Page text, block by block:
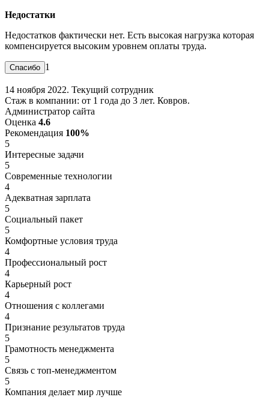
Недостатки
Недостатков фактически нет. Есть высокая нагрузка которая
компенсируется высоким уровнем оплаты труда.
1
14 ноября 2022. Текущий сотрудник
Стаж в компании: от 1 года до 3 лет. Ковров.
Администратор сайта
Оценка 4.6
Рекомендация 100%
5
Интересные задачи
5
Современные технологии
4
Адекватная зарплата
5
Социальный пакет
5
Комфортные условия труда
4
Профессиональный рост
4
Карьерный рост
4
Отношения с коллегами
4
Признание результатов труда
5
Грамотность менеджмента
5
Связь с топ-менеджментом
5
Компания делает мир лучше